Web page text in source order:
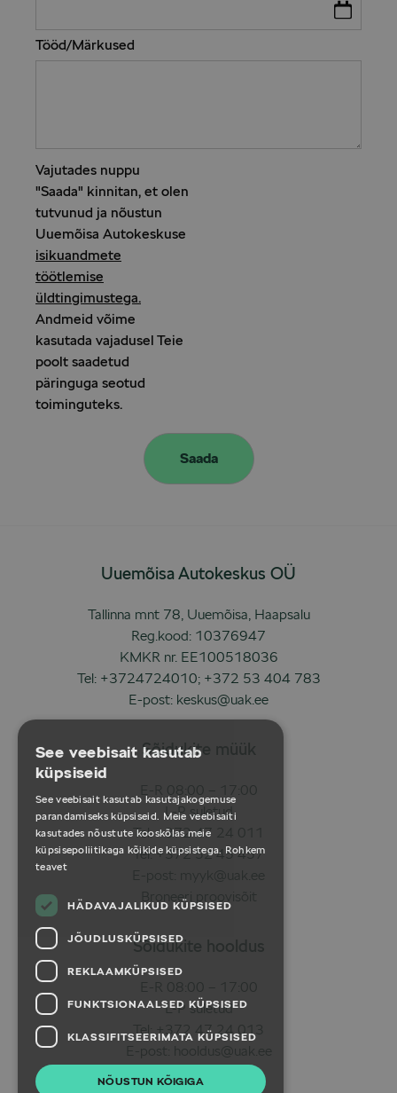
Tööd/Märkused
Vajutades nuppu
"Saada" kinnitan, et olen
tutvunud ja nõustun
Uuemõisa Autokeskuse
isikuandmete
töötlemise
üldtingimustega.
Andmeid võime
kasutada vajadusel Teie
poolt saadetud
päringuga seotud
toiminguteks.
Uuemõisa Autokeskus OÜ
Tallinna mnt 78, Uuemõisa, Haapsalu
Reg.kood: 10376947
KMKR nr. EE100518036
Tel: +3724724010; +372 53 404 783
E-post: keskus@uak.ee
Sõidukite müük
E-R 08:00 – 17:00
L-P suletud
Tel:+372 47 24 011
Tel:+372 52 45 457
myyk@uak.ee
Broneeri proovisõit
Sõidukite hooldus
E-R 08:00 – 17:00
L-P suletud
Tel:+372 47 24 013
E-post: hooldus@uak.ee
See veebisait kasutab
küpsiseid
See veebisait kasutab kasutajakogemuse
parandamiseks küpsiseid. Meie veebisaiti
kasutades nõustute kooskõlas meie
küpsisepoliitikaga kõikide küpsistega. Rohkem
teavet
HÄDAVAJALIKUD KÜPSISED
JÕUDLUSKÜPSISED
REKLAAMKÜPSISED
FUNKTSIONAALSED KÜPSISED
KLASSIFITSEERIMATA KÜPSISED
NÕUSTUN KÕIGIGA